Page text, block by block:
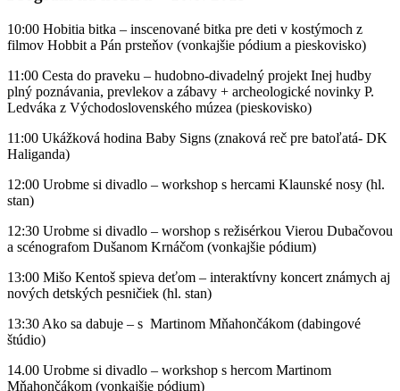
10:00 Hobitia bitka – inscenované bitka pre deti v kostýmoch z
filmov Hobbit a Pán prsteňov (vonkajšie pódium a pieskovisko)
11:00 Cesta do praveku – hudobno-divadelný projekt Inej hudby
plný poznávania, prevlekov a zábavy + archeologické novinky P.
Ledváka z Východoslovenského múzea (pieskovisko)
11:00 Ukážková hodina Baby Signs (znaková reč pre batoľatá- DK
Haliganda)
12:00 Urobme si divadlo – workshop s hercami Klaunské nosy (hl.
stan)
12:30 Urobme si divadlo – worshop s režisérkou Vierou Dubačovou
a scénografom Dušanom Krnáčom (vonkajšie pódium)
13:00 Mišo Kentoš spieva deťom – interaktívny koncert známych aj
nových detských pesničiek (hl. stan)
13:30 Ako sa dabuje – s Martinom Mňahončákom (dabingové
štúdio)
14.00 Urobme si divadlo – workshop s hercom Martinom
Mňahončákom (vonkajšie pódium)